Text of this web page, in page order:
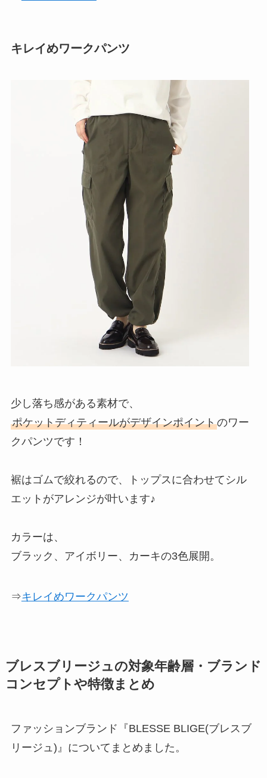
キレイめワークパンツ
少し落ち感がある素材で、
ポケットディティールがデザインポイントのワー
クパンツです！
裾はゴムで絞れるので、トップスに合わせてシル
エットがアレンジが叶います♪
カラーは、
ブラック、アイボリー、カーキの3色展開。
⇒キレイめワークパンツ
ブレスブリージュの対象年齢層・ブランド
コンセプトや特徴まとめ
ファッションブランド『BLESSE BLIGE(ブレスブ
リージュ)』についてまとめました。